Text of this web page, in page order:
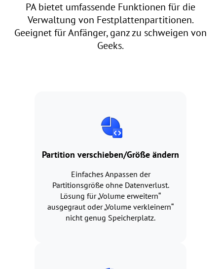
PA bietet umfassende Funktionen für die
Verwaltung von Festplattenpartitionen.
Geeignet für Anfänger, ganz zu schweigen von
Geeks.
Partition verschieben/Größe ändern
Einfaches Anpassen der
Partitionsgröße ohne Datenverlust.
Lösung für „Volume erweitern“
ausgegraut oder „Volume verkleinern“
nicht genug Speicherplatz.